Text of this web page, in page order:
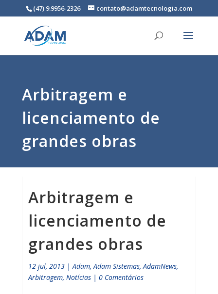
(47) 9.9956-2326 contato@adamtecnologia.com
Arbitragem e
licenciamento de
grandes obras
Arbitragem e
licenciamento de
grandes obras
12 jul, 2013 |Adam,Adam Sistemas,AdamNews,
Arbitragem,Notícias |0 Comentários